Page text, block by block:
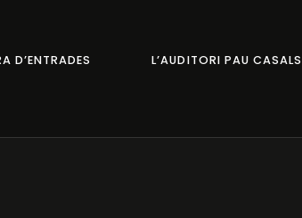
D’ENTRADES L’AUDITORI PAU CASALS